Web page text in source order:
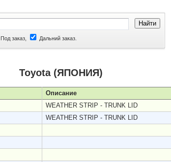
Под заказ, Дальний заказ.
Toyota (ЯПОНИЯ)
Описание
WEATHER STRIP - TRUNK LID
WEATHER STRIP - TRUNK LID